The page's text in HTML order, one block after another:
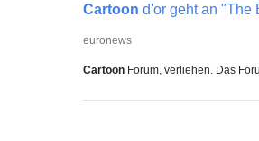
Cartoon d'or geht an "The
euronews
Cartoon Forum, verliehen. Das